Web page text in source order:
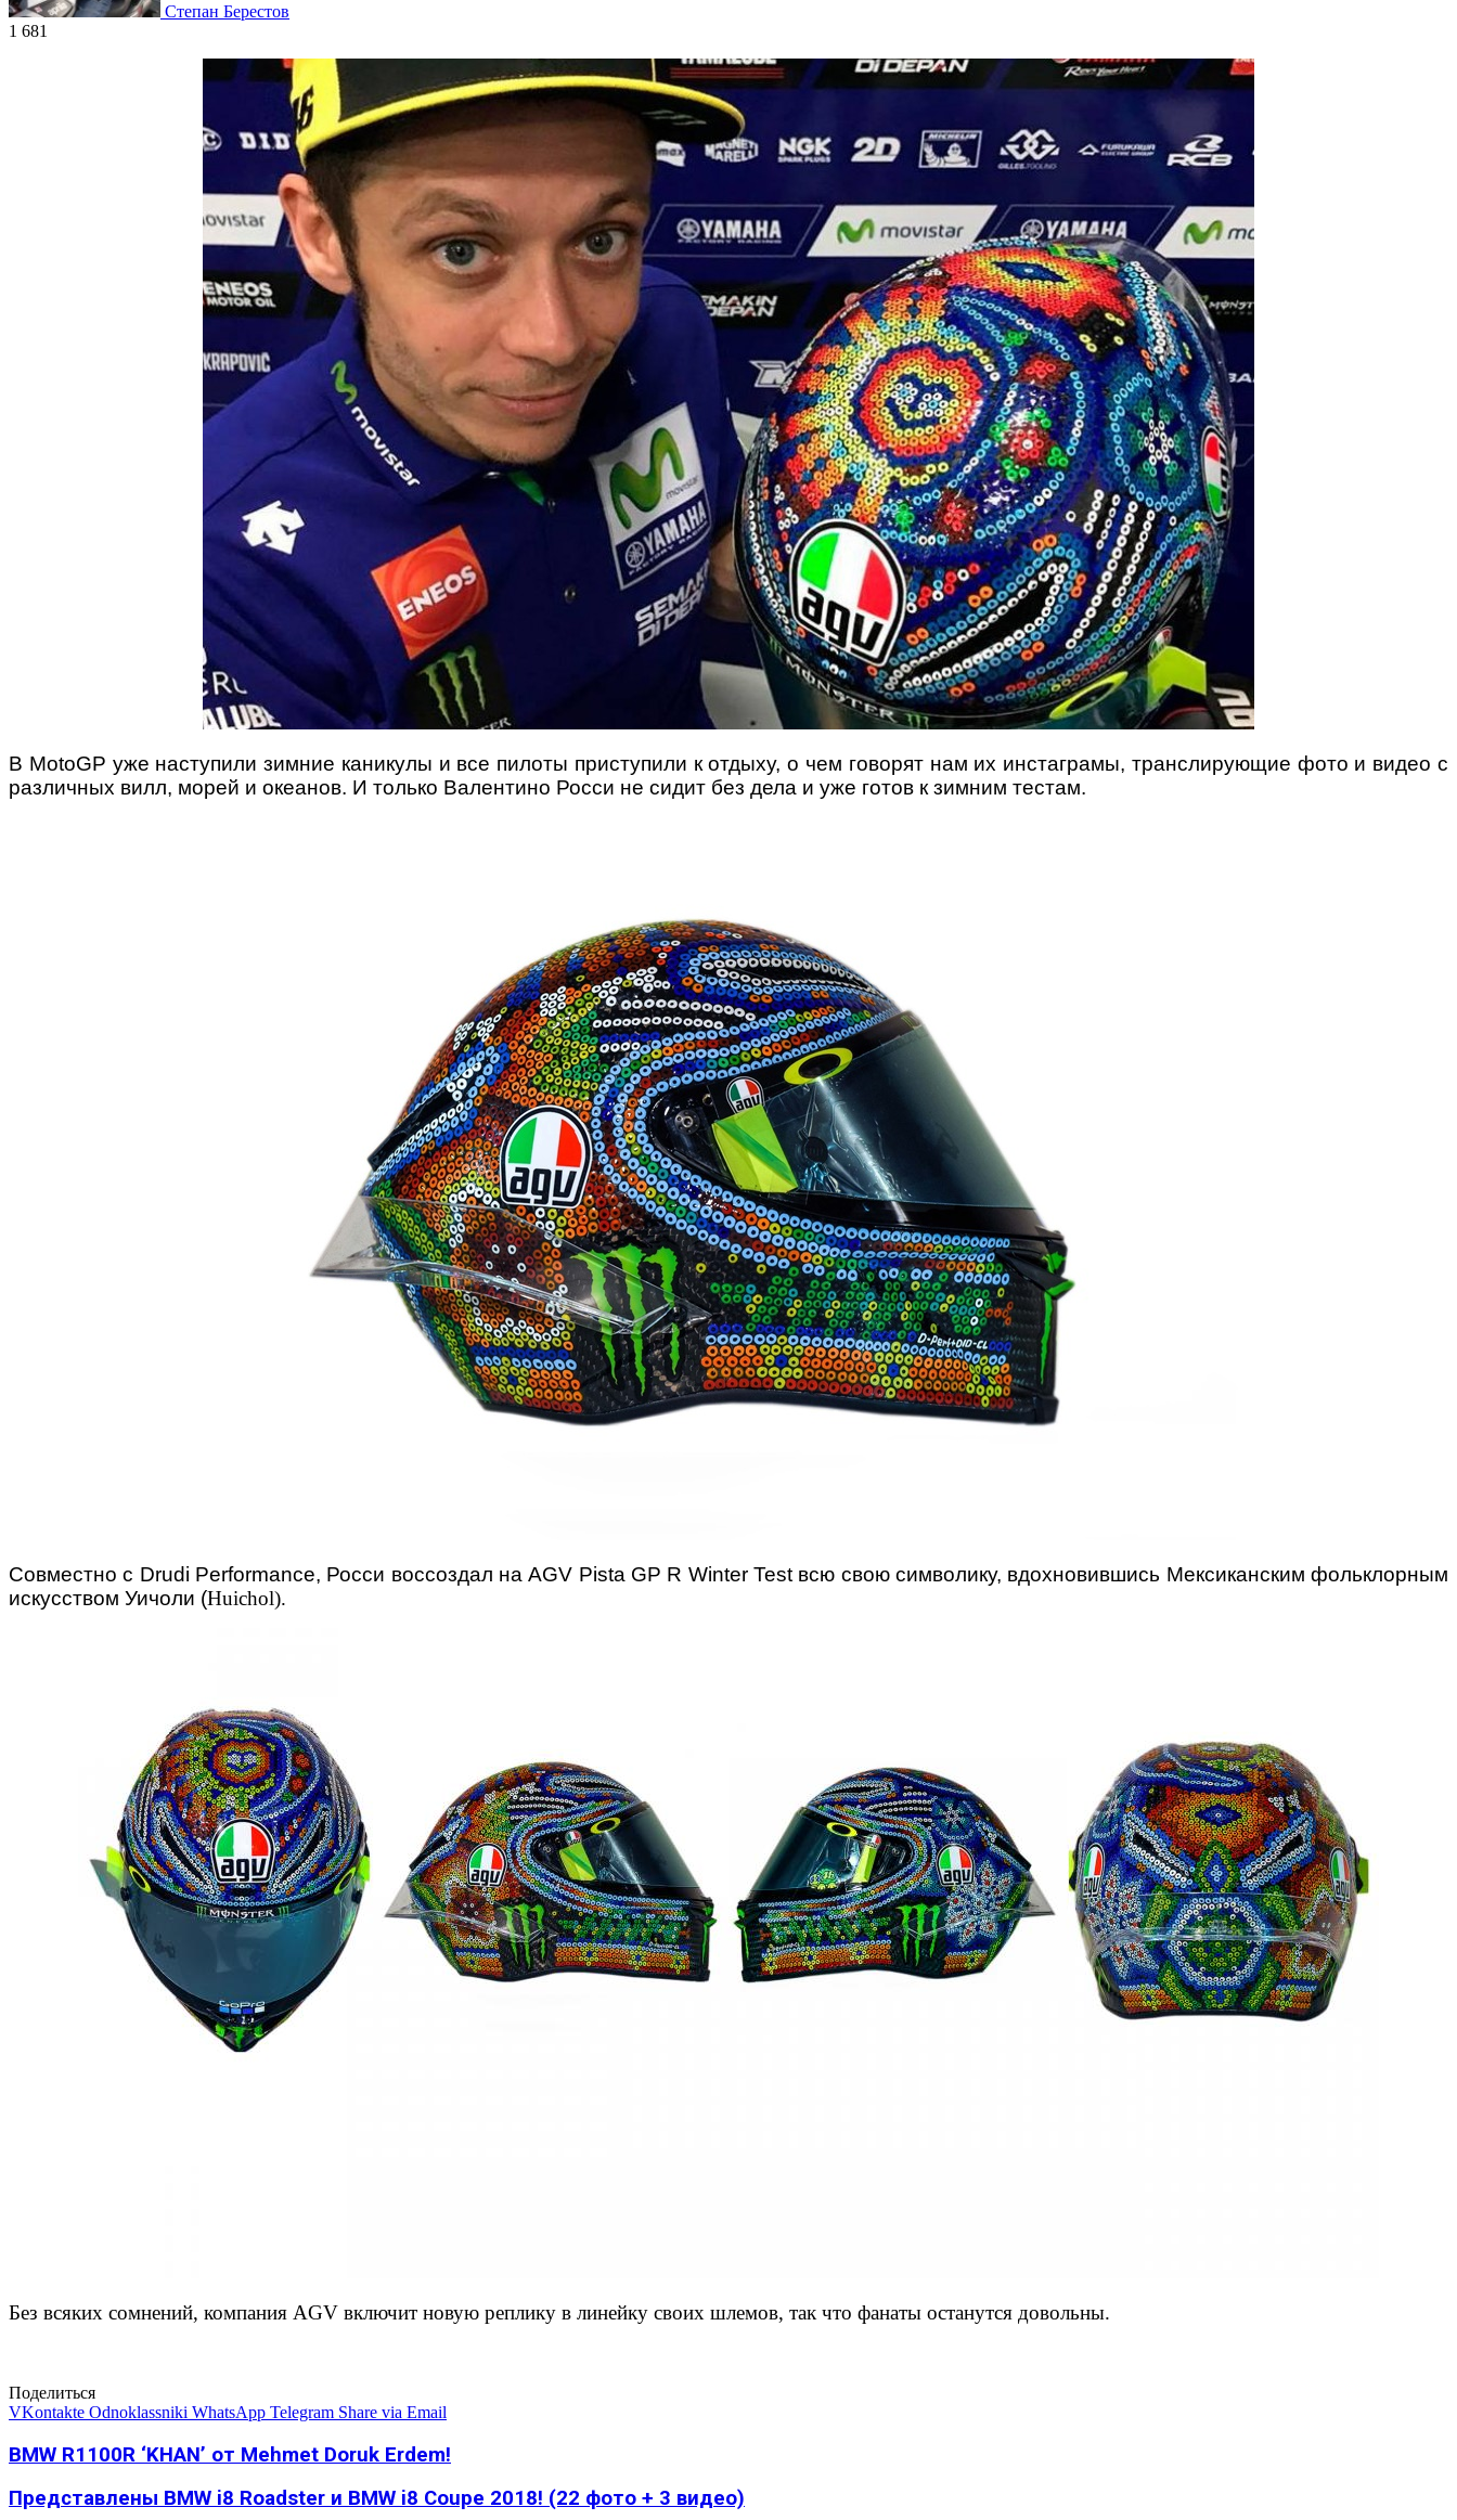
Степан Берестов
1 681
В MotoGP уже наступили зимние каникулы и все пилоты приступили к отдыху, о чем говорят нам их инстаграмы, транслирующие фото и видео с
различных вилл, морей и океанов. И только Валентино Росси не сидит без дела и уже готов к зимним тестам.
Совместно с Drudi Performance, Росси воссоздал на AGV Pista GP R Winter Test всю свою символику, вдохновившись Мексиканским фольклорным
искусством Уичоли (Huichol).
Без всяких сомнений, компания AGV включит новую реплику в линейку своих шлемов, так что фанаты останутся довольны.
Поделиться
VKontakte Odnoklassniki WhatsApp Telegram Share via Email
BMW R1100R ‘KHAN’ от Mehmet Doruk Erdem!
Представлены BMW i8 Roadster и BMW i8 Coupe 2018! (22 фото + 3 видео)